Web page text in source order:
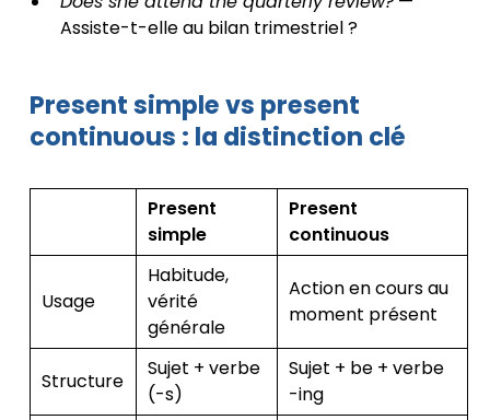
Assiste-t-elle au bilan trimestriel ?
Present simple vs present
continuous : la distinction clé
Present
simple
Present
continuous
Usage
Habitude,
vérité
générale
Action en cours au
moment présent
Structure
Sujet + verbe
(-s)
Sujet + be + verbe
-ing